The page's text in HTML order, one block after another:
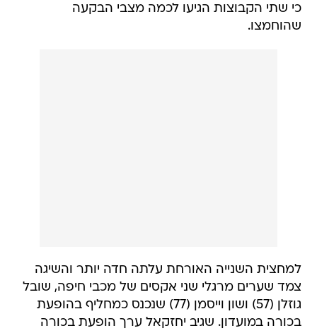
כי שתי הקבוצות הגיעו לכמה מצבי הבקעה
שהוחמצו.
למחצית השנייה האורחת עלתה חדה יותר והשיגה
צמד שערים מרגלי שני אקסים של מכבי חיפה, שובל
גוזלן (57) ושון וייסמן (77) שנכנס כמחליף בהופעת
בכורה במועדון. שגיב יחזקאל ערך הופעת בכורה